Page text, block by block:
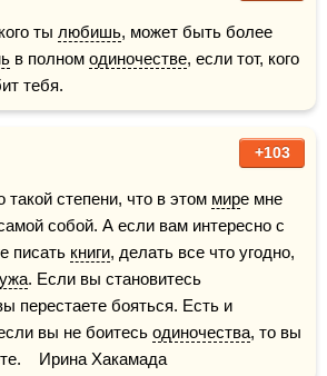
ты любишь, может быть более
в полном одиночестве, если тот, кого
тебя.
+103
степени, что в этом мире мне
собой. А если вам интересно с
писать книги, делать все что угодно,
. Если вы становитесь
перестаете бояться. Есть и
вы не боитесь одиночества, то вы
Ирина Хакамада